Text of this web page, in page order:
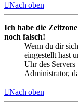
Nach oben
Ich habe die
noch falsch!
Wenn du dir
eingestellt hast
Uhr des
Administrator,
Nach oben